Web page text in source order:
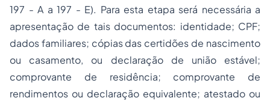
197 - A a 197 - E). Para esta etapa será necessária a
apresentação de tais documentos: identidade; CPF;
dados familiares; cópias das certidões de nascimento
ou casamento, ou declaração de união estável;
comprovante de residência; comprovante de
rendimentos ou declaração equivalente; atestado ou